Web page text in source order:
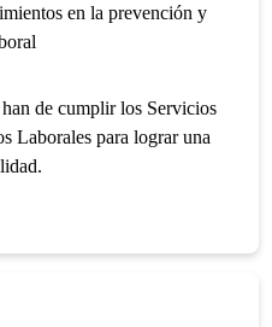
en la prevención y
de cumplir los Servicios
Laborales para lograr una